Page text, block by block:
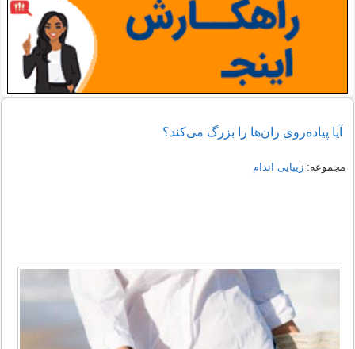
آيا پياده‌روی ران‌ها را بزرگ می‌كند؟
مجموعه:زیبایی اندام